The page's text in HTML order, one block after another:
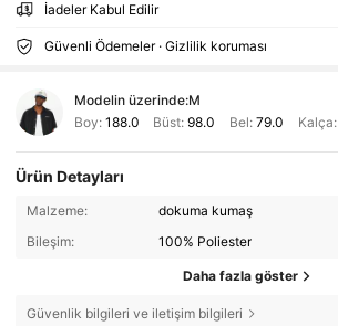
İadeler Kabul Edilir
Güvenli Ödemeler · Gizlilik koruması
Modelin üzerinde:M
Boy: 188.0 Büst:98.0 Bel: 79.0 Kalça:
Ürün Detayları
Malzeme:
dokuma kumaş
Bileşim:
100% Poliester
Daha fazla göster
Güvenlik bilgileri ve iletişim bilgileri